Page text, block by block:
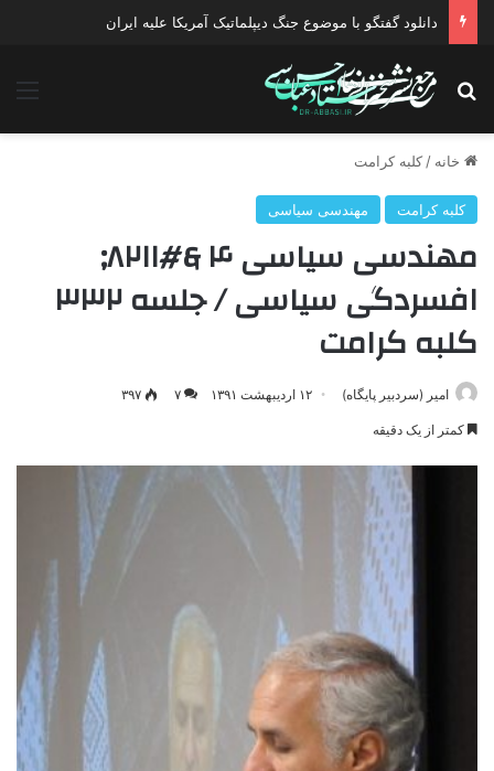
دانلود گفتگو با موضوع جنگ دیپلماتیک آمریکا علیه ایران
جستجو برای
خانه / کلبه کرامت
کلبه کرامت مهندسی سیاسی
مهندسی سیاسی ۴ &#۸۲۱۱;
افسردگی سیاسی / جلسه ۳۳۲
کلبه کرامت
امیر (سردبیر پایگاه) ۱۲ اردیبهشت ۱۳۹۱ ۷ ۳۹۷
کمتر از یک دقیقه